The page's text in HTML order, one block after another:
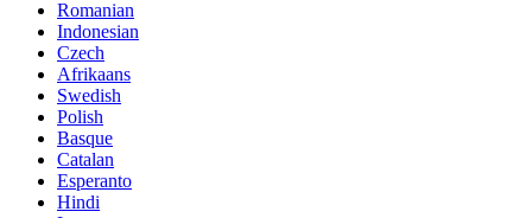
Romanian
Indonesian
Czech
Afrikaans
Swedish
Polish
Basque
Catalan
Esperanto
Hindi